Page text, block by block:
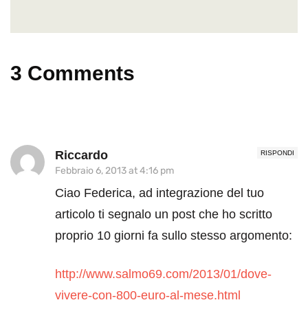
3 Comments
RISPONDI
Riccardo
Febbraio 6, 2013 at 4:16 pm
Ciao Federica, ad integrazione del tuo
articolo ti segnalo un post che ho scritto
proprio 10 giorni fa sullo stesso argomento:
http://www.salmo69.com/2013/01/dove-
vivere-con-800-euro-al-mese.html